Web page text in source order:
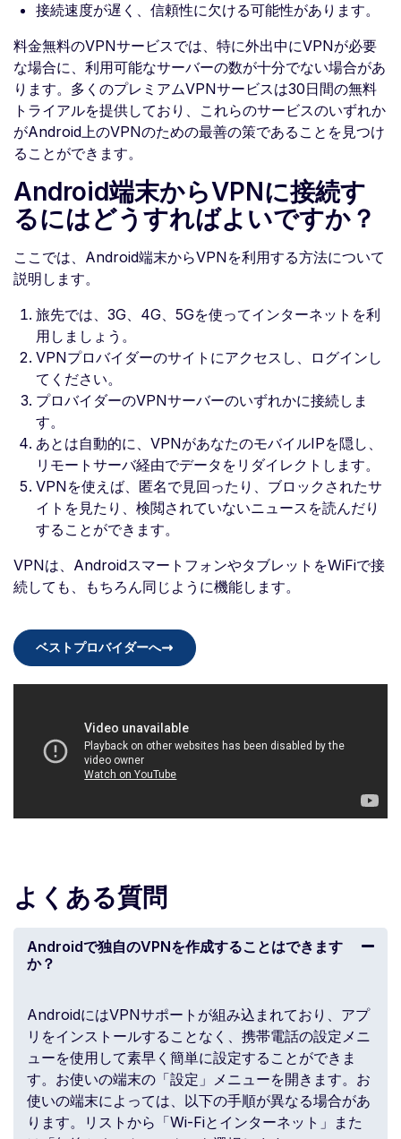
接続速度が遅く、信頼性に欠ける可能性があります。
料金無料のVPNサービスでは、特に外出中にVPNが必要
な場合に、利用可能なサーバーの数が十分でない場合があ
ります。多くのプレミアムVPNサービスは30日間の無料
トライアルを提供しており、これらのサービスのいずれか
がAndroid上のVPNのための最善の策であることを見つけ
ることができます。
Android端末からVPNに接続す
るにはどうすればよいですか？
ここでは、Android端末からVPNを利用する方法について
説明します。
旅先では、3G、4G、5Gを使ってインターネットを利
用しましょう。
VPNプロバイダーのサイトにアクセスし、ログインし
てください。
プロバイダーのVPNサーバーのいずれかに接続しま
す。
あとは自動的に、VPNがあなたのモバイルIPを隠し、
リモートサーバ経由でデータをリダイレクトします。
VPNを使えば、匿名で見回ったり、ブロックされたサ
イトを見たり、検閲されていないニュースを読んだり
することができます。
VPNは、AndroidスマートフォンやタブレットをWiFiで接
続しても、もちろん同じように機能します。
ベストプロバイダーへ
よくある質問
Androidで独自のVPNを作成することはできます
か？
AndroidにはVPNサポートが組み込まれており、アプ
リをインストールすることなく、携帯電話の設定メニ
ューを使用して素早く簡単に設定することができま
す。お使いの端末の「設定」メニューを開きます。お
使いの端末によっては、以下の手順が異なる場合があ
ります。リストから「Wi-Fiとインターネット」また